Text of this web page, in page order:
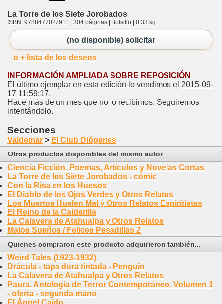
La Torre de los Siete Jorobados
ISBN: 9788477027911 | 304 páginas | Bolsillo | 0.33 kg
(no disponible) solicitar
ó + lista de los deseos
INFORMACIÓN AMPLIADA SOBRE REPOSICIÓN
El último ejemplar en esta edición lo vendimos el 2015-09-
17 11:59:17.
Hace más de un mes que no lo recibimos. Seguiremos
intentándolo.
Secciones
Valdemar > El Club Diógenes
Otros productos disponibles del mismo autor
Ciencia Ficción. Poemas, Artículos y Novelas Cortas
La Torre de los Siete Jorobados - cómic
Con la Risa en los Huesos
El Diablo de los Ojos Verdes y Otros Relatos
Los Muertos Huelen Mal y Otros Relatos Espiritistas
El Reino de la Calderilla
La Calavera de Atahualpa y Otros Relatos
Malos Sueños / Felices Pesadillas 2
Quienes compraron este producto adquirieron también...
Weird Tales (1923-1932)
Drácula - tapa dura tintada - Penguin
La Calavera de Atahualpa y Otros Relatos
Paura. Antología de Terror Contemporáneo. Volumen 1
- oferta - segunda mano